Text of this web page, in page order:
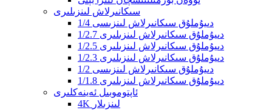
سىكانىرلاش لىنزىلىرى
1/4 دىيۇملۇق سىكانىرلاش لىنزىسى
1/2.7 دىيۇملۇق سىكانىرلاش لىنزىلىرى
1/2.5 دىيۇملۇق سىكانىرلاش لىنزىلىرى
1/2.3 دىيۇملۇق سىكانىرلاش لىنزىلىرى
1/2 دىيۇملۇق سىكانىرلاش لىنزىسى
1/1.8 دىيۇملۇق سىكانىرلاش لىنزىلىرى
ئاپتوموبىل ئەينەكلىرى
4K لىنزىلار